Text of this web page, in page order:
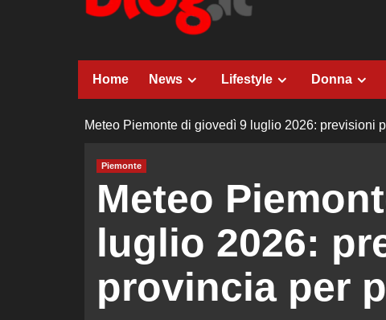
Home News Lifestyle Donna
Meteo Piemonte di giovedì 9 luglio 2026: previsioni
Piemonte
Meteo
luglio 2026:
provincia per